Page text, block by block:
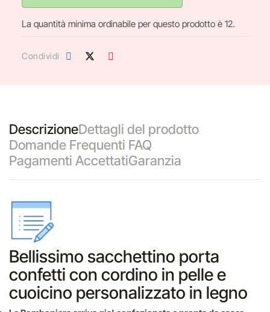
La quantità minima ordinabile per questo prodotto è 12.
Condividi
DescrizioneDettagli del prodotto
Domande Frequenti FAQ
Pagamenti AccettatiGaranzia
Bellissimo sacchettino porta
confetti con cordino in pelle e
cuoicino personalizzato in legno